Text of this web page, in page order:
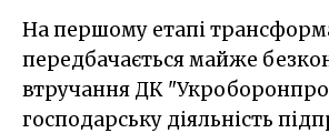
На першому етапі
передбачається майже
втручання ДК
господарську діяльність